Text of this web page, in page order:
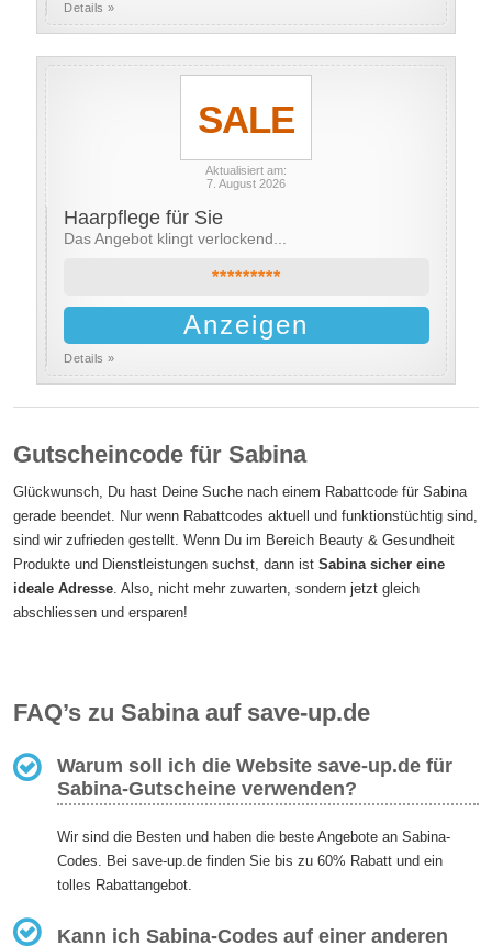
Details »
SALE
Aktualisiert am:
7. August 2026
Haarpflege für Sie
Das Angebot klingt verlockend...
*********
Anzeigen
Details »
Gutscheincode für Sabina
Glückwunsch, Du hast Deine Suche nach einem Rabattcode für Sabina
gerade beendet. Nur wenn Rabattcodes aktuell und funktionstüchtig sind,
sind wir zufrieden gestellt. Wenn Du im Bereich Beauty & Gesundheit
Produkte und Dienstleistungen suchst, dann istSabina sicher eine
ideale Adresse. Also, nicht mehr zuwarten, sondern jetzt gleich
abschliessen und ersparen!
FAQ’s zu Sabina auf save-up.de
Warum soll ich die Website save-up.de für
Sabina-Gutscheine verwenden?
Wir sind die Besten und haben die beste Angebote an Sabina-
Codes. Bei save-up.de finden Sie bis zu 60% Rabatt und ein
tolles Rabattangebot.
Kann ich Sabina-Codes auf einer anderen